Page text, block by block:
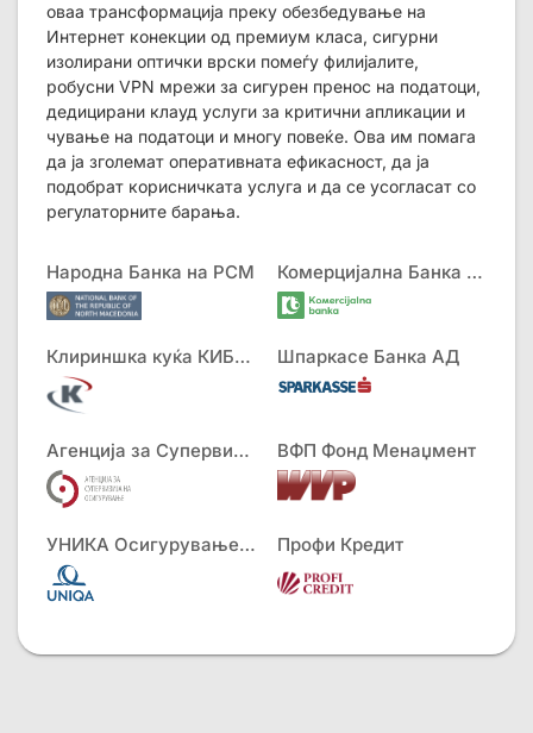
оваа трансформација преку обезбедување на
Интернет конекции од премиум класа, сигурни
изолирани оптички врски помеѓу филијалите,
робусни VPN мрежи за сигурен пренос на податоци,
дедицирани клауд услуги за критични апликации и
чување на податоци и многу повеќе. Ова им помага
да ја зголемат оперативната ефикасност, да ја
подобрат корисничката услуга и да се усогласат со
регулаторните барања.
Народна Банка на РСМ Комерцијална Банка АД
Клириншка куќа КИБС АД Шпаркасе Банка АД
Агенција за Супервизија на Осигурување ВФП Фонд Менаџмент
УНИКА Осигурување АД Профи Кредит